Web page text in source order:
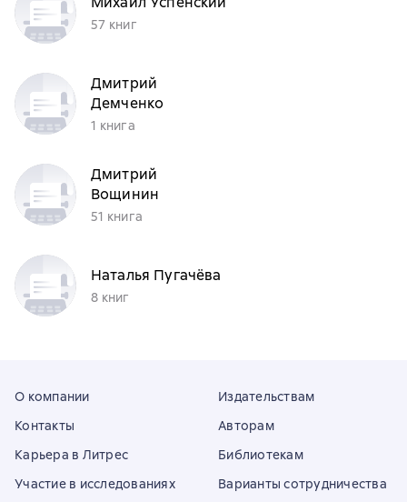
только для тех, кто поторопится заслужить рай
и бессмертие, ведь времени почти не осталось».
57 книг
Дмитрий
Демченко
1 книга
Дмитрий
Вощинин
51 книга
Наталья Пугачёва
8 книг
О компании
Контакты
Карьера в Литрес
Участие в исследованиях
Издательствам
Авторам
Библиотекам
Варианты сотрудничества